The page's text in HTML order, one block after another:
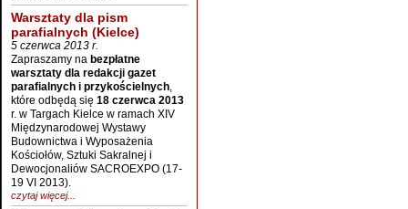
Warsztaty dla pism
parafialnych (Kielce)
5 czerwca 2013 r.
Zapraszamy na bezpłatne
warsztaty dla redakcji gazet
parafialnych i przykościelnych
które odbędą się 18 czerwca 2013
r. w Targach Kielce w ramach XIV
Międzynarodowej Wystawy
Budownictwa i Wyposażenia
Kościołów, Sztuki Sakralnej i
Dewocjonaliów SACROEXPO (17-
19 VI 2013).
czytaj więcej...